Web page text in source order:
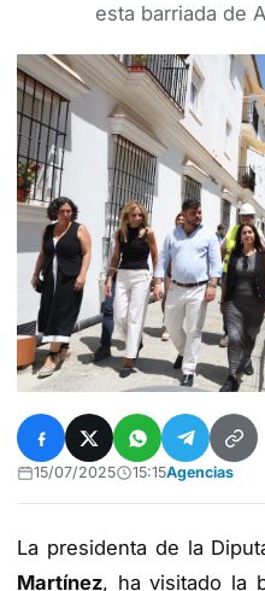
esta barriada de
15/07/2025 15:15Agencias
La presidenta de la
Martínez, ha visitado la